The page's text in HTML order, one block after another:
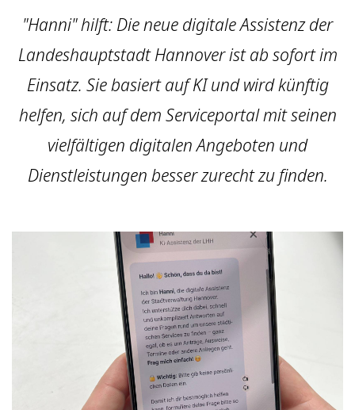
"Hanni" hilft: Die neue digitale Assistenz der
Landeshauptstadt Hannover ist ab sofort im
Einsatz. Sie basiert auf KI und wird künftig
helfen, sich auf dem Serviceportal mit seinen
vielfältigen digitalen Angeboten und
Dienstleistungen besser zurecht zu finden.